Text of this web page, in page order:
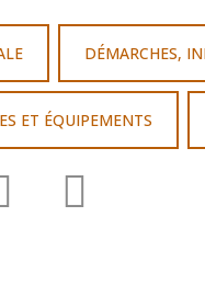
DÉMARCHES,
ET ÉQUIPEMENTS